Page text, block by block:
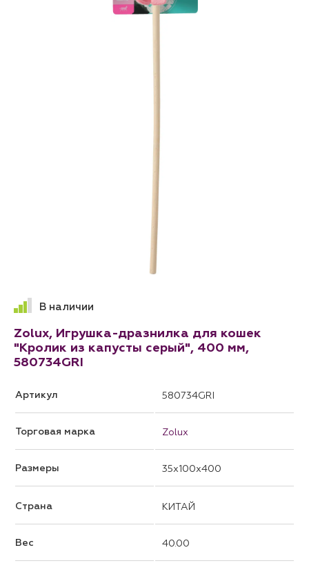
В наличии
Zolux, Игрушка-дразнилка для кошек
"Кролик из капусты серый", 400 мм,
580734GRI
Артикул 580734GRI
Торговая марка Zolux
Размеры 35x100x400
Страна КИТАЙ
Вес 40.00